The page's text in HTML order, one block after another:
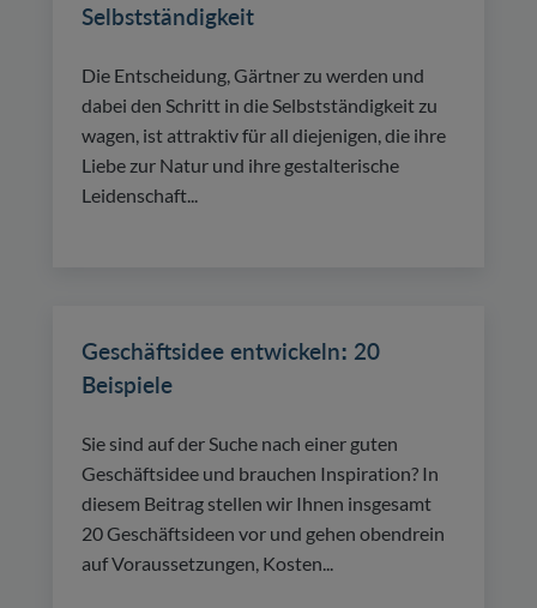
Selbstständigkeit
Die Entscheidung, Gärtner zu werden und
dabei den Schritt in die Selbstständigkeit zu
wagen, ist attraktiv für all diejenigen, die ihre
Liebe zur Natur und ihre gestalterische
Leidenschaft...
Geschäftsidee entwickeln: 20
Beispiele
Sie sind auf der Suche nach einer guten
Geschäftsidee und brauchen Inspiration? In
diesem Beitrag stellen wir Ihnen insgesamt
20 Geschäftsideen vor und gehen obendrein
auf Voraussetzungen, Kosten...